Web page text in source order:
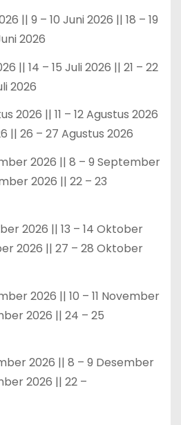
|| 9 – 10 Juni 2026 || 18 – 19
2026
|| 14 – 15 Juli 2026 || 21 – 22
2026
2026 || 11 – 12 Agustus 2026
|| 26 – 27 Agustus 2026
2026 || 8 – 9 September
2026 || 22 – 23
2026 || 13 – 14 Oktober
2026 || 27 – 28 Oktober
2026 || 10 – 11 November
2026 || 24 – 25
2026 || 8 – 9 Desember
2026 || 22 –